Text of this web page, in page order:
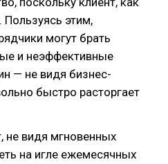
Пользуясь этим,
могут брать
и неэффективные
— не видя бизнес-
быстро расторгает
не видя мгновенных
на игле ежемесячных